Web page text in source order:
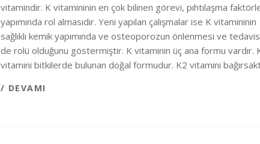
vitamindir. K vitamininin en çok bilinen görevi, pıhtılaşma
yapımında rol almasıdır. Yeni yapılan çalışmalar ise K vitamininin
sağlıklı kemik yapımında ve osteoporozun önlenmesi ve
de rolü olduğunu göstermiştir. K vitaminin üç ana formu vardır.
vitamini bitkilerde bulunan doğal formudur. K2 vitamini
/ DEVAMI